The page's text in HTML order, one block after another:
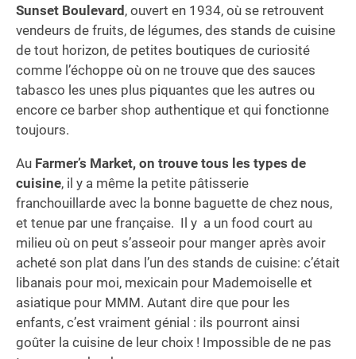
Sunset Boulevard , ouvert en 1934, où se retrouvent
vendeurs de fruits, de légumes, des stands de cuisine
de tout horizon, de petites boutiques de curiosité
comme l’échoppe où on ne trouve que des sauces
tabasco les unes plus piquantes que les autres ou
encore ce barber shop authentique et qui fonctionne
toujours.
Au Farmer’s Market, on trouve tous les types de
cuisine, il y a même la petite pâtisserie
franchouillarde avec la bonne baguette de chez nous,
et tenue par une française. Il y a un food court au
milieu où on peut s’asseoir pour manger après avoir
acheté son plat dans l’un des stands de cuisine: c’était
libanais pour moi, mexicain pour Mademoiselle et
asiatique pour MMM. Autant dire que pour les
enfants, c’est vraiment génial : ils pourront ainsi
goûter la cuisine de leur choix ! Impossible de ne pas